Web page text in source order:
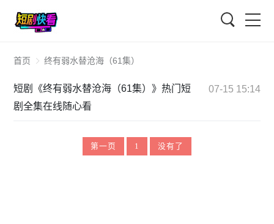
首页 终有弱水替沧海（61集）
短剧《终有弱水替沧海（61集）》热门短
剧全集在线随心看
07-15 15:14
第一页 1 没有了